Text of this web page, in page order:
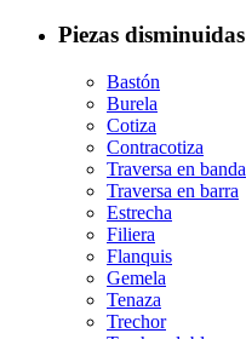
Piezas disminuidas
Bastón
Burela
Cotiza
Contracotiza
Traversa en banda
Traversa en barra
Estrecha
Filiera
Flanquis
Gemela
Tenaza
Trechor